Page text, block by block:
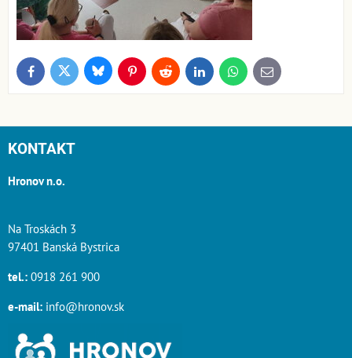
FacebookTwitter BlueskyPinterestReddit LinkedInWhatsApp
E-
mail
KONTAKT
Hronov n.o.
Na Troskách 3
97401 Banská Bystrica
tel.: 0918 261 900
e-mail: info@hronov.sk